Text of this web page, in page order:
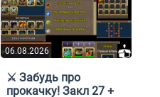
06.08.2026
⚔️ Забудь про
прокачку! Закл 27 +